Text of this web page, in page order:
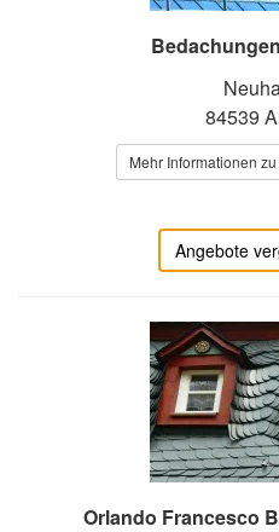
84539
Mehr Informationen
Angebote
Orlando Francesco